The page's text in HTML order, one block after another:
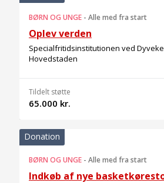
BØRN OG UNGE - Alle med fra start
Oplev verden
Specialfritidsinstitutionen ved
Hovedstaden
Tildelt støtte
65.000 kr.
Donation
BØRN OG UNGE - Alle med fra start
Indkøb af nye